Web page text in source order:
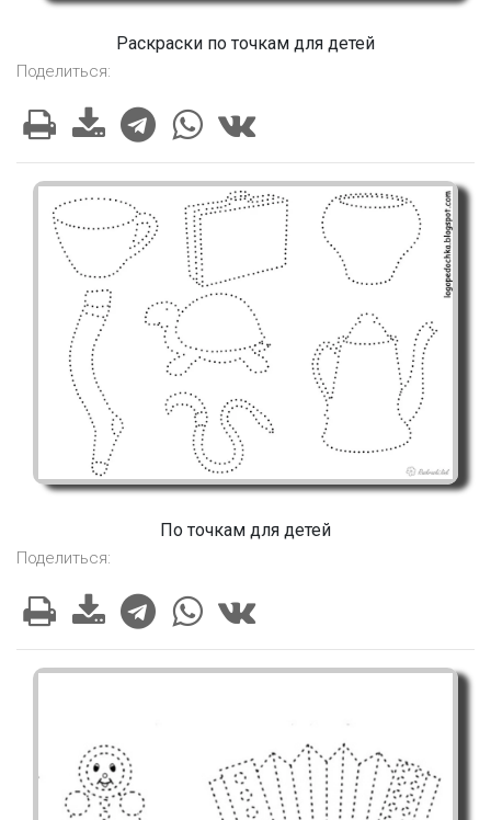
Раскраски по точкам для детей
Поделиться:
По точкам для детей
Поделиться: